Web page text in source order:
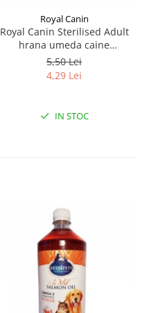
Royal Canin
Royal Canin Sterilised Adult
hrana umeda caine
sterilizat (loaf), 85 g
5,50 Lei
4,29 Lei
IN STOC